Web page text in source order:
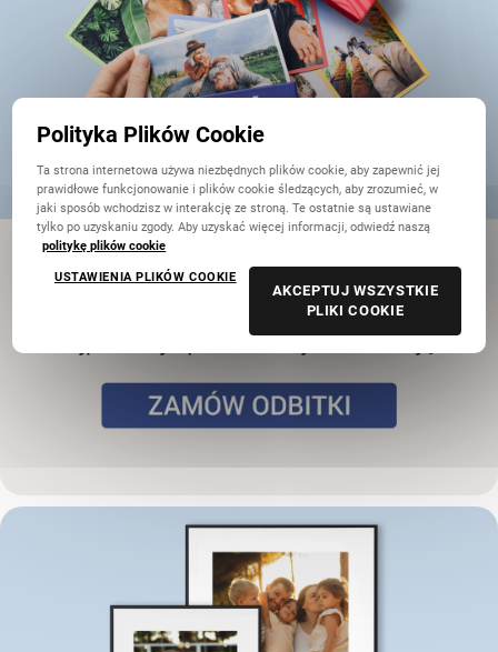
Polityka Plików Cookie
Ta strona internetowa używa niezbędnych plików cookie, aby zapewnić jej
prawidłowe funkcjonowanie i plików cookie śledzących, aby zrozumieć, w
jaki sposób wchodzisz w interakcję ze stroną. Te ostatnie są ustawiane
tylko po uzyskaniu zgody. Aby uzyskać więcej informacji, odwiedź naszą
politykę plików cookie
USTAWIENIA PLIKÓW COOKIE
AKCEPTUJ WSZYSTKIE
PLIKI COOKIE